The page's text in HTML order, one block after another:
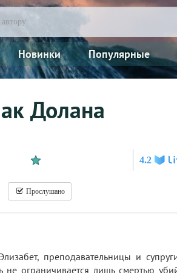
Новинки Популярные
Долана
4.2
Прослушано
преподавательницы и
не ограничивается лишь смертью